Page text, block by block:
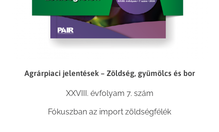
Agrárpiaci jelentések – Zöldség, gyümölcs és bor
XXVIII. évfolyam 7. szám
Fókuszban az import zöldségfélék